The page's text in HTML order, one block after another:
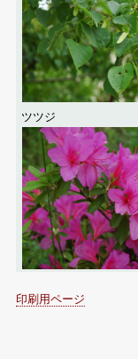
ツツジ
印刷用ページ